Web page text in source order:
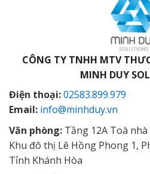
CÔNG TY TNHH MTV
MINH DUY
Điện thoại:02583.899.979
Email: info@minhduy.vn
Văn phòng: Tầng 12A Toà
Khu đô thị Lê Hồng Phong 1,
Tỉnh Khánh Hòa